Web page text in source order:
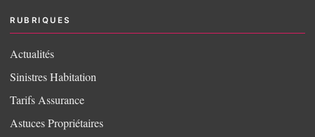
RUBRIQUES
Actualités
Sinistres Habitation
Tarifs Assurance
Astuces Propriétaires